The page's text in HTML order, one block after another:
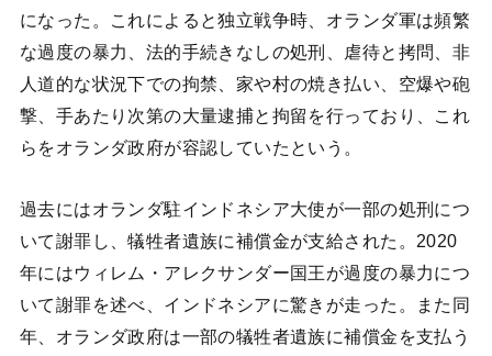
になった。これによると独立戦争時、オランダ軍は頻繁
な過度の暴力、法的手続きなしの処刑、虐待と拷問、非
人道的な状況下での拘禁、家や村の焼き払い、空爆や砲
撃、手あたり次第の大量逮捕と拘留を行っており、これ
らをオランダ政府が容認していたという。
過去にはオランダ駐インドネシア大使が一部の処刑につ
いて謝罪し、犠牲者遺族に補償金が支給された。2020
年にはウィレム・アレクサンダー国王が過度の暴力につ
いて謝罪を述べ、インドネシアに驚きが走った。また同
年、オランダ政府は一部の犠牲者遺族に補償金を支払う